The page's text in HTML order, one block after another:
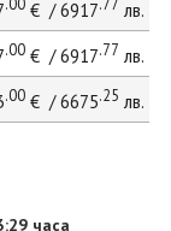
.00€ / 6917.77 лв.
.00€ / 6917.77 лв.
.00€ / 6675.25 лв.
часа